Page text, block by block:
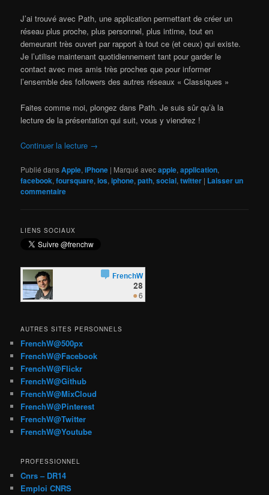
J’ai trouvé avec Path, une application permettant de créer un
réseau plus proche, plus personnel, plus intime, tout en
demeurant très ouvert par rapport à tout ce (et ceux) qui existe.
Je l’utilise maintenant quotidiennement tant pour garder le
contact avec mes amis très proches que pour informer
l’ensemble des followers des autres réseaux « Classiques »
Faites comme moi, plongez dans Path. Je suis sûr qu’à la
lecture de la présentation qui suit, vous y viendrez !
Continuer la lecture →
Publié dansApple,iPhone | Marqué avecapple,application,
facebook,foursquare,ios,iphone,path,social,twitter | Laisser un
commentaire
LIENS SOCIAUX
AUTRES SITES PERSONNELS
FrenchW@500px
FrenchW@Facebook
FrenchW@Flickr
FrenchW@Github
FrenchW@MixCloud
FrenchW@Pinterest
FrenchW@Twitter
FrenchW@Youtube
PROFESSIONNEL
Cnrs – DR14
Emploi CNRS